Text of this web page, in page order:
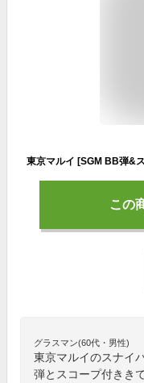
この
グラスマン(60代・男性)
東京マルイのスナイ
弾とスコープ付きき